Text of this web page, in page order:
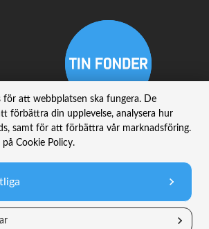
för att webbplatsen ska fungera. De
förbättra din upplevelse, analysera hur
samt för att förbättra vår marknadsföring.
Cookie Policy.